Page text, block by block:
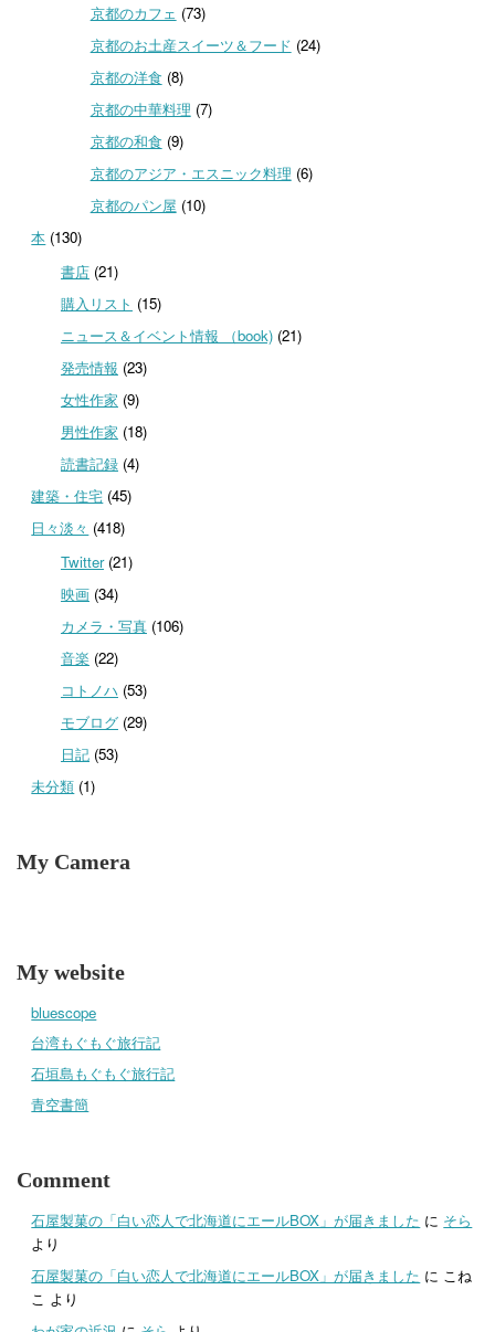
京都のカフェ (73)
京都のお土産スイーツ＆フード (24)
京都の洋食 (8)
京都の中華料理 (7)
京都の和食 (9)
京都のアジア・エスニック料理 (6)
京都のパン屋 (10)
本 (130)
書店(21)
購入リスト (15)
ニュース＆イベント情報 （book)(21)
発売情報 (23)
女性作家 (9)
男性作家 (18)
読書記録(4)
建築・住宅 (45)
日々淡々 (418)
Twitter(21)
映画(34)
カメラ・写真(106)
音楽 (22)
コトノハ (53)
モブログ(29)
日記(53)
未分類 (1)
My Camera
My website
bluescope
台湾もぐもぐ旅行記
石垣島もぐもぐ旅行記
青空書簡
Comment
石屋製菓の「白い恋人で北海道にエールBOX」が届きました に そら
より
石屋製菓の「白い恋人で北海道にエールBOX」が届きました に こね
こ より